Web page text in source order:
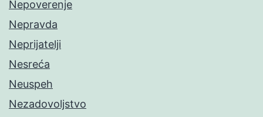
Nepoverenje
Nepravda
Neprijatelji
Nesreća
Neuspeh
Nezadovoljstvo